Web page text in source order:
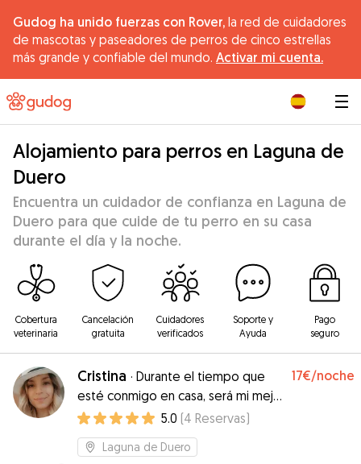
Gudog ha unido fuerzas con Rover, la red de cuidadores
de mascotas y paseadores de perros de cinco estrellas
más grande y confiable del mundo. Activar mi cuenta.
Alojamiento para perros en Laguna de
Duero
Encuentra un cuidador de confianza en Laguna de
Duero para que cuide de tu perro en su casa
durante el día y la noche.
Cobertura
veterinaria
Cancelación
gratuita
Cuidadores
verificados
Soporte y
Ayuda
Pago
seguro
Cristina · Durante el tiempo que
esté conmigo en casa, será mi mejor
amigo/a❤️
17€/noche
5.0 (4 Reservas)
Laguna de Duero